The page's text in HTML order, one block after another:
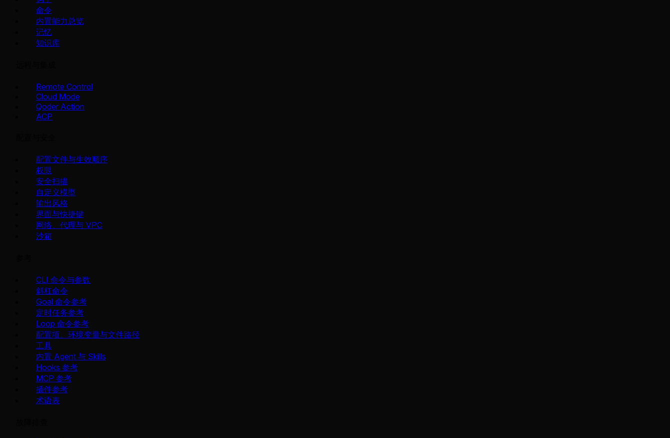
命令
内置能力总览
记忆
知识库
Remote Control
Cloud Mode
Qoder Action
ACP
配置文件与生效顺序
权限
安全扫描
自定义模型
输出风格
界面与快捷键
网络、代理与 VPC
沙箱
CLI 命令与参数
斜杠命令
Goal 命令参考
定时任务参考
Loop 命令参考
配置项、环境变量与文件路径
工具
内置 Agent 与 Skills
Hooks 参考
MCP 参考
插件参考
术语表